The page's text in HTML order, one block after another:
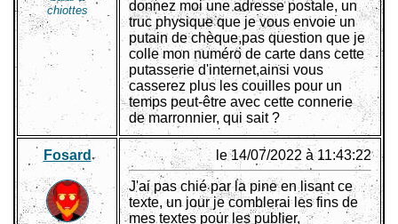
chiottes
donnez moi une adresse postale, un
truc physique que je vous envoie un
putain de chèque,pas question que je
colle mon numéro de carte dans cette
putasserie d'internet,ainsi vous
casserez plus les couilles pour un
temps peut-être avec cette connerie
de marronnier, qui sait ?
Fosard le 14/07/2022 à 11:43:22
J'ai pas chié par la pine en lisant ce
texte, un jour je comblerai les fins de
mes textes pour les publier,